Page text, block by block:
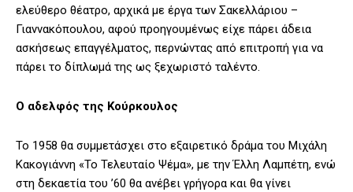
ελεύθερο θέατρο, αρχικά με έργα των Σακελλάριου –
Γιαννακόπουλου, αφού προηγουμένως είχε πάρει άδεια
ασκήσεως επαγγέλματος, περνώντας από επιτροπή για να
πάρει το δίπλωμά της ως ξεχωριστό ταλέντο.
Ο αδελφός της Κούρκουλος
Το 1958 θα συμμετάσχει στο εξαιρετικό δράμα του Μιχάλη
Κακογιάννη «Το Τελευταίο Ψέμα», με την Έλλη Λαμπέτη, ενώ
στη δεκαετία του ’60 θα ανέβει γρήγορα και θα γίνει